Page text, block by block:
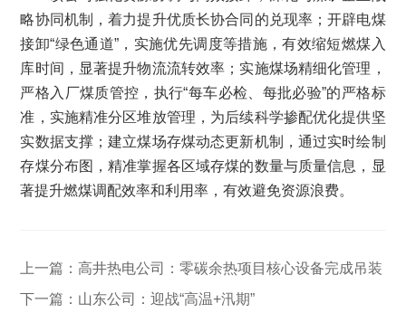
略协同机制，着力提升优质长协合同的兑现率；开辟电煤
接卸“绿色通道”，实施优先调度等措施，有效缩短燃煤入
库时间，显著提升物流流转效率；实施煤场精细化管理，
严格入厂煤质管控，执行“每车必检、每批必验”的严格标
准，实施精准分区堆放管理，为后续科学掺配优化提供坚
实数据支撑；建立煤场存煤动态更新机制，通过实时绘制
存煤分布图，精准掌握各区域存煤的数量与质量信息，显
著提升燃煤调配效率和利用率，有效避免资源浪费。
上一篇：高井热电公司：零碳余热项目核心设备完成吊装
下一篇： 山东公司：迎战“高温+汛期”